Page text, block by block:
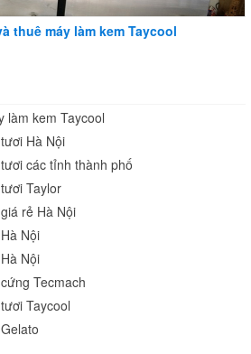
thuê máy làm kem Taycool
làm kem Taycool
Hà Nội
các tỉnh thành phố
Taylor
rẻ Hà Nội
Nội
Nội
Tecmach
Taycool